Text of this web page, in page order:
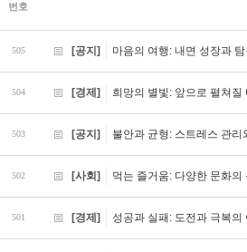
번호
505 [공지] 마음의 여행: 내면 성장과
504 [경제] 희망의 별빛: 앞으로 펼쳐질
503 [공지] 불안과 균형: 스트레스 관리
502 [사회] 먹는 즐거움: 다양한 문화의
501 [경제] 성공과 실패: 도전과 극복의